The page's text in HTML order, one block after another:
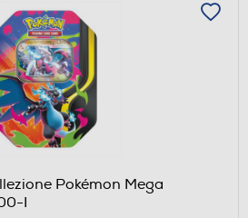
Pokémon Mega
I